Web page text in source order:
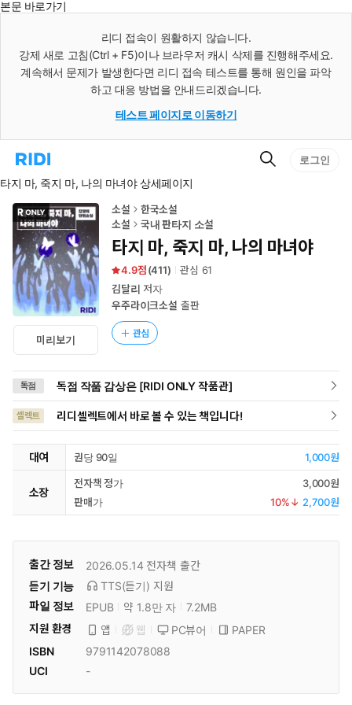
본문 바로가기
리디 접속이 원활하지 않습니다.
강제 새로 고침(Ctrl + F5)이나 브라우저 캐시 삭제를 진행해주세요.
계속해서 문제가 발생한다면 리디 접속 테스트를 통해 원인을 파악
하고 대응 방법을 안내드리겠습니다.
테스트 페이지로 이동하기
리
홈
로
이
동
검
로그인
타지 마, 죽지 마, 나의 마녀야 상세페이지
미리보기
소설
한국소설
소설
국내 판타지 소설
타지 마, 죽지 마, 나의 마녀야
4.9 (411) 관심 61
김달리 저자
우주라이크소설 출판
관심
독점 독점 작품 감상은 [RIDI ONLY 작품관]
셀렉트 리디셀렉트에서 바로 볼 수 있는 책입니다!
대여 권당 90일 1,000원
소장
전자책 정가
3,000원
판매가
10%↓ 2,700원
출간 정보 2026.05.14 전자책 출간
듣기 기능
TTS(듣기) 지원
파일 정보
EPUB 약 1.8만 자
7.2MB
지원 환경
앱 웹 PC뷰어
PAPER
ISBN
9791142078088
UCI
-